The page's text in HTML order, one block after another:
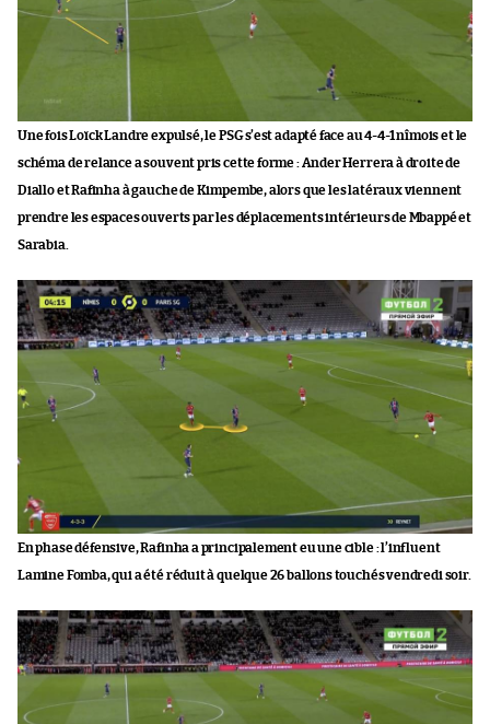
Une fois Loïck Landre expulsé, le PSG s’est adapté face au 4-4-1 nîmois et le
schéma de relance a souvent pris cette forme : Ander Herrera à droite de
Diallo et Rafinha à gauche de Kimpembe, alors que les latéraux viennent
prendre les espaces ouverts par les déplacements intérieurs de Mbappé et
Sarabia.
En phase défensive, Rafinha a principalement eu une cible : l’influent
Lamine Fomba, qui a été réduit à quelque 26 ballons touchés vendredi soir.